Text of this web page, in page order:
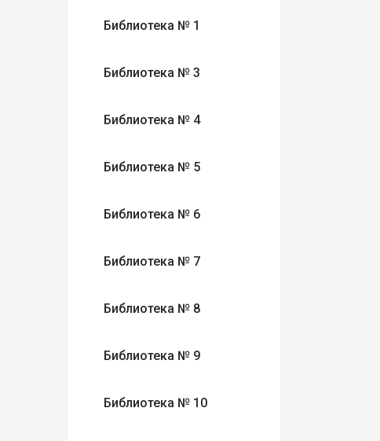
Библиотека № 1
Библиотека № 3
Библиотека № 4
Библиотека № 5
Библиотека № 6
Библиотека № 7
Библиотека № 8
Библиотека № 9
Библиотека № 10